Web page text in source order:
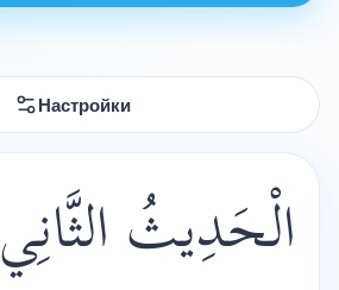
Настройки
الْحَدِيثُ الثَّانِي